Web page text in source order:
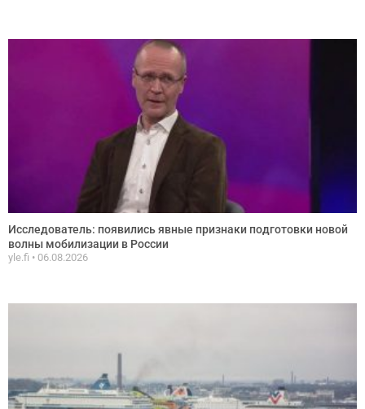
Исследователь: появились явные признаки подготовки новой
волны мобилизации в России
yle.fi 06.08.2026